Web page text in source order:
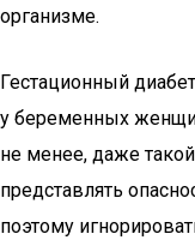
организме.
Гестационный
у беременных
не менее, даже
представлять
поэтому